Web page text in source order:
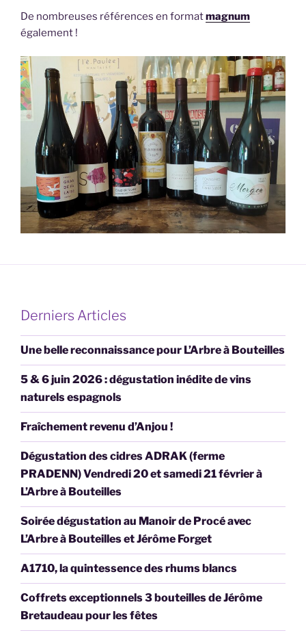
De nombreuses références en formatmagnum
également !
Derniers Articles
Une belle reconnaissance pour L’Arbre à Bouteilles
5 & 6 juin 2026 : dégustation inédite de vins
naturels espagnols
Fraîchement revenu d’Anjou !
Dégustation des cidres ADRAK (ferme
PRADENN) Vendredi 20 et samedi 21 février à
L’Arbre à Bouteilles
Soirée dégustation au Manoir de Procé avec
L’Arbre à Bouteilles et Jérôme Forget
A1710, la quintessence des rhums blancs
Coffrets exceptionnels 3 bouteilles de Jérôme
Bretaudeau pour les fêtes